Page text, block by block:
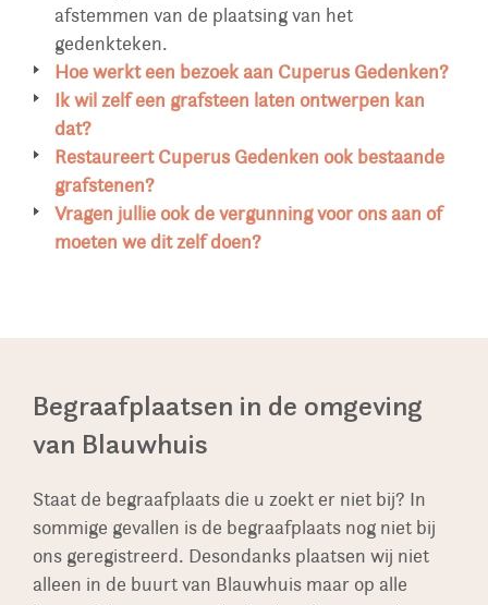
afstemmen van de plaatsing van het
gedenkteken.
Hoe werkt een bezoek aan Cuperus Gedenken?
U bent van harte welkom in een van onze
gedenkwinkels waar u veel voorbeelden kunt
bekijken. U treft er een grote selectie aan
materialen, accessoires, beelden, lantaarns,
beletteringsvoorbeelden aan. In onze tuinen in
o.a. Meppel, Drachten, kunt u bovendien veel
Ik wil zelf een grafsteen laten ontwerpen kan
dat?
Het gebeurt regelmatig dat families eigen
ideeën aandragen en dat onze adviseur op basis
hiervan een monument ontwerp. U kunt hierbij
denken aan de hobby van uw dierbare of een
Restaureert Cuperus Gedenken ook bestaande
grafstenen?
Wij maken niet alleen nieuwe monumenten,
maar restaureren ook bestaande. Denk daarbij
begraafplaatsen.
Vragen jullie ook de vergunning voor ons aan of
moeten we dit zelf doen?
Begraafplaatsen in de omgeving
van Blauwhuis
Staat de begraafplaats die u zoekt er niet bij? In
sommige gevallen is de begraafplaats nog niet bij
ons geregistreerd. Desondanks plaatsen wij niet
alleen in de buurt van Blauwhuis maar op alle